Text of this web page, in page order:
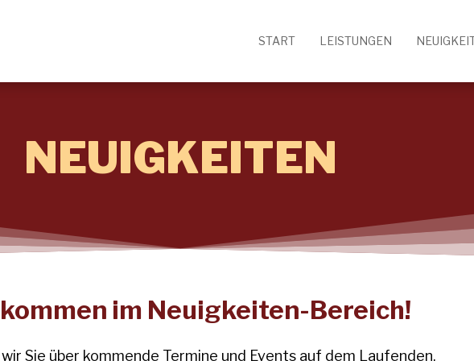
START LEISTUNGEN
NEUIGKEITEN
im Neuigkeiten-Bereich!
Sie über kommende Termine und Events auf dem Laufenden.